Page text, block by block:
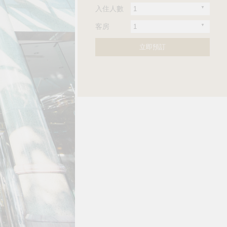
入住人數
客房